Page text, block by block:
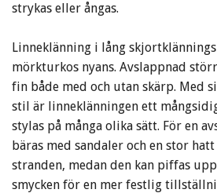
strykas eller ångas.
Linneklänning i lång
mörkturkos nyans. Avslappnad
fin både med och utan skärp. Med
stil är linneklänningen ett
stylas på många olika sätt. För en
bäras med sandaler och en stor
stranden, medan den kan piffas
smycken för en mer festlig